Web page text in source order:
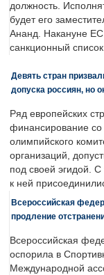
должность.
будет его
Ананд. Накануне ЕС
санкционный
Девять стран
допуска россиян, но
Ряд европейских
финансирование
олимпийского
организаций,
под своей эгидой.
к ней
Всероссийская
продление
Всероссийская
оспорила в
Международной